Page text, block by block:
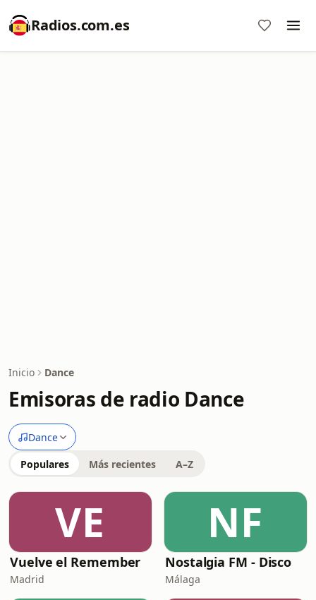
Radios.com.es
Inicio Dance
Emisoras de radio Dance
Dance
Populares Más recientes A–Z
VE
Vuelve el Remember
Madrid
NF
Nostalgia FM - Disco
Málaga